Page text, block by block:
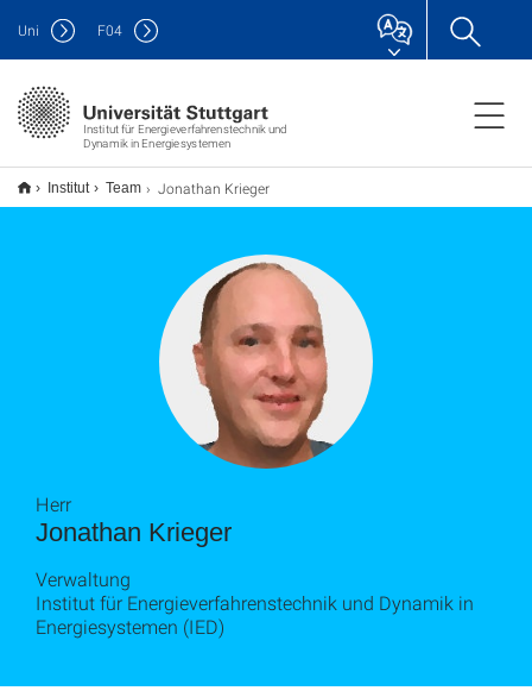
Institut für Energieverfahrenstechnik und
Dynamik in Energiesystemen
Uni F04
Institut Team Jonathan Krieger
Jonathan Krieger
Herr
Verwaltung
Institut für Energieverfahrenstechnik und Dynamik in
Energiesystemen (IED)